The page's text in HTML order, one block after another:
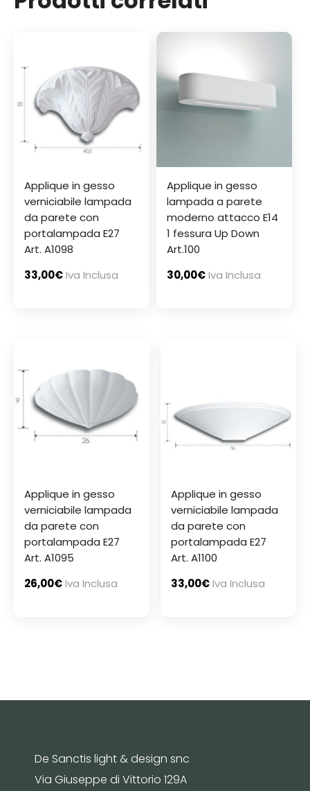
Applique in gesso
verniciabile lampada
da parete con
portalampada E27
Art. A1098
33,00€Iva Inclusa
Applique in gesso
lampada a parete
moderno attacco E14
1 fessura Up Down
Art.100
30,00€Iva Inclusa
Applique in gesso
verniciabile lampada
da parete con
portalampada E27
Art. A1095
26,00€Iva Inclusa
Applique in gesso
verniciabile lampada
da parete con
portalampada E27
Art. A1100
33,00€Iva Inclusa
De Sanctis light & design snc
Via Giuseppe di Vittorio 129A